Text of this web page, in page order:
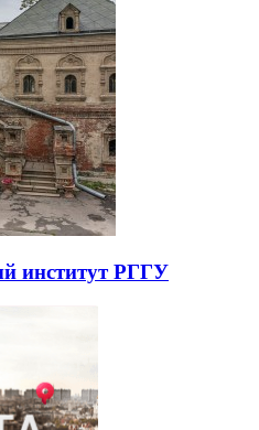
институт РГГУ